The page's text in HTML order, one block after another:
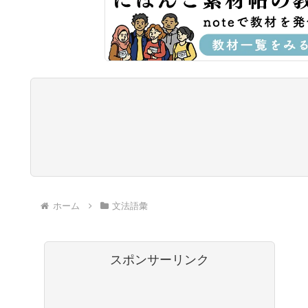
ホーム 文法語彙
スポンサーリンク